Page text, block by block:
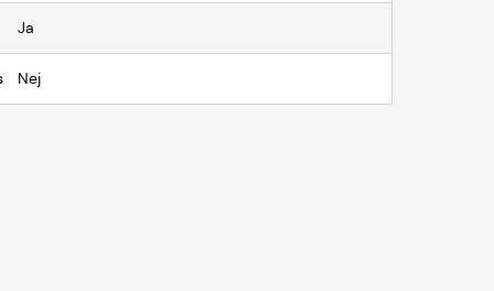
Ja
Nej